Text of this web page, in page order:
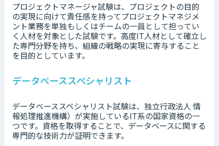
プロジェクトマネージャ試験は、プロジェクトの目的
の実現に向けて責任感を持ってプロジェクトマネジメ
ント業務を単独もしくはチームの一員として担ってい
く人材を対象とした試験です。高度IT人材として確立し
た専門分野を持ち、組織の戦略の実現に寄与すること
を目的としています。
データベーススペシャリスト
データベーススペシャリスト試験は、独立行政法人 情
報処理推進機構）が実施しているIT系の国家資格の一
つです。資格を取得することで、データベースに関する
専門的な技術力が証明できます。